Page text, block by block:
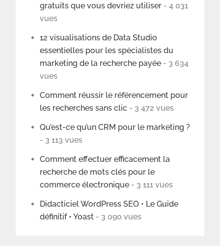
gratuits que vous devriez utiliser - 4 031
vues
12 visualisations de Data Studio
essentielles pour les spécialistes du
marketing de la recherche payée - 3 634
vues
Comment réussir le référencement pour
les recherches sans clic - 3 472 vues
Qu’est-ce qu’un CRM pour le marketing ?
- 3 113 vues
Comment effectuer efficacement la
recherche de mots clés pour le
commerce électronique - 3 111 vues
Didacticiel WordPress SEO • Le Guide
définitif • Yoast - 3 090 vues